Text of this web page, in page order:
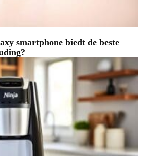
smartphone biedt de beste